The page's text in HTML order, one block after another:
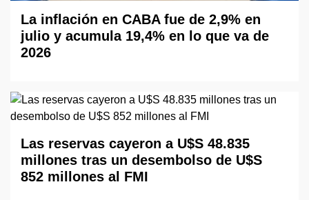
La inflación en CABA fue de 2,9% en
julio y acumula 19,4% en lo que va de
2026
Las reservas cayeron a U$S 48.835
millones tras un desembolso de U$S
852 millones al FMI